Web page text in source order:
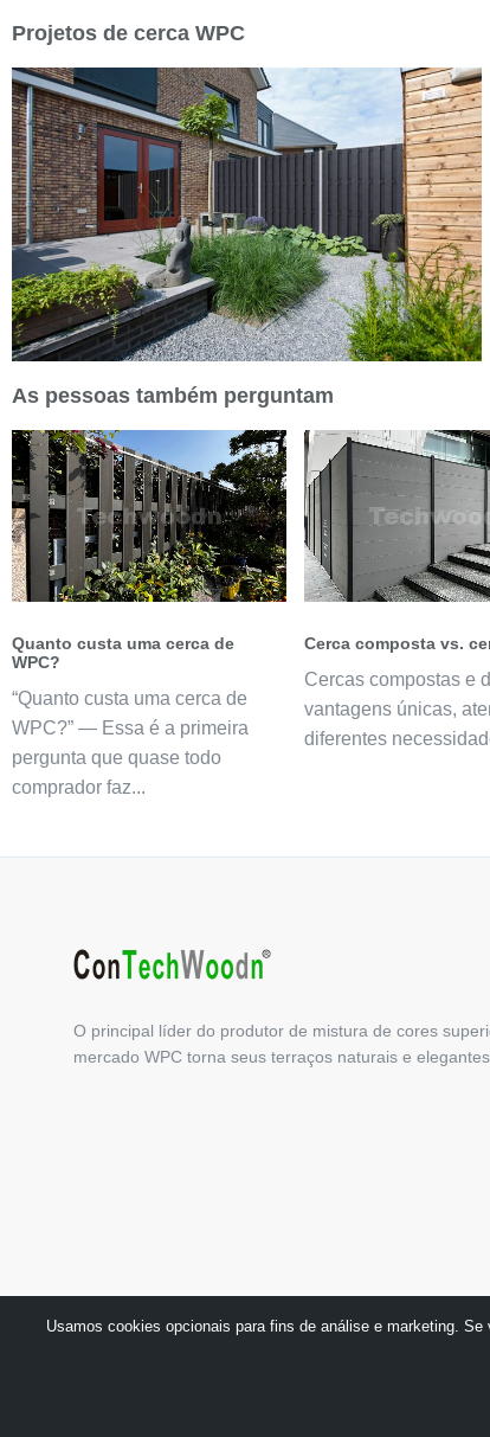
Projetos de cerca WPC
As pessoas também perguntam
Quanto custa uma cerca de
WPC?
“Quanto custa uma cerca de
WPC?” — Essa é a primeira
pergunta que quase todo
comprador faz...
Cerca composta vs.
Cercas compostas e
vantagens únicas,
diferentes
O principal líder do produtor de mistura de cores
mercado WPC torna seus terraços naturais e
Usamos cookies opcionais para fins de análise e marketing.